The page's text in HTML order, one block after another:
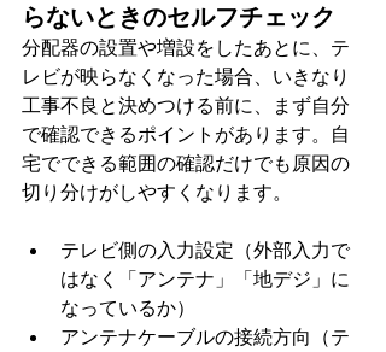
らないときのセルフチェック
分配器の設置や増設をしたあとに、テ
レビが映らなくなった場合、いきなり
工事不良と決めつける前に、まず自分
で確認できるポイントがあります。自
宅でできる範囲の確認だけでも原因の
切り分けがしやすくなります。
テレビ側の入力設定（外部入力で
はなく「アンテナ」「地デジ」に
なっているか）
アンテナケーブルの接続方向（テ